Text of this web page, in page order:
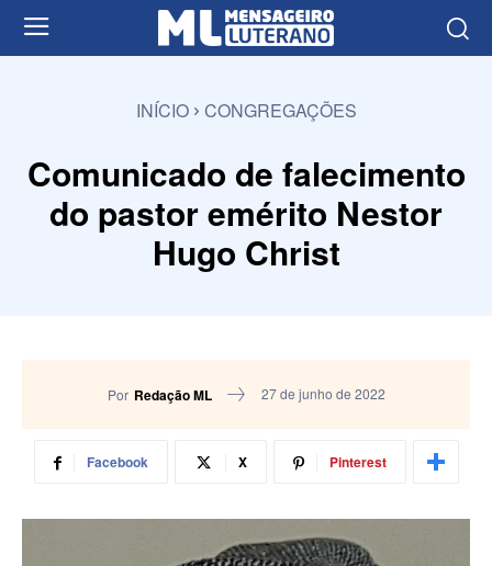
INÍCIO CONGREGAÇÕES
Comunicado de falecimento
do pastor emérito Nestor
Hugo Christ
Por Redação ML 27 de junho de 2022
Facebook X Pinterest